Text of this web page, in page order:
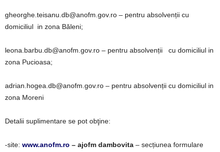
gheorghe.teisanu.db@anofm.gov.ro – pentru absolvenții cu
domiciliul in zona Băleni;
leona.barbu.db@anofm.gov.ro – pentru absolvenții cu domiciliul in
zona Pucioasa;
adrian.hogea.db@anofm.gov.ro – pentru absolvenții cu domiciliul in
zona Moreni
Detalii suplimentare se pot obţine:
-site: www.anofm.ro – ajofm dambovita – secțiunea formulare